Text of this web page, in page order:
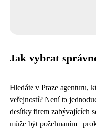
Jak vybrat
Hledáte v Praze agenturu,
veřejností? Není to
desítky firem zabývajících
může být požehnáním i